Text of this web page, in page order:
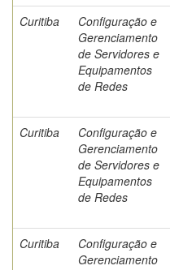
Curitiba
Configuração e
Gerenciamento
de Servidores e
Equipamentos
de Redes
Curitiba
Configuração e
Gerenciamento
de Servidores e
Equipamentos
de Redes
Curitiba
Configuração e
Gerenciamento